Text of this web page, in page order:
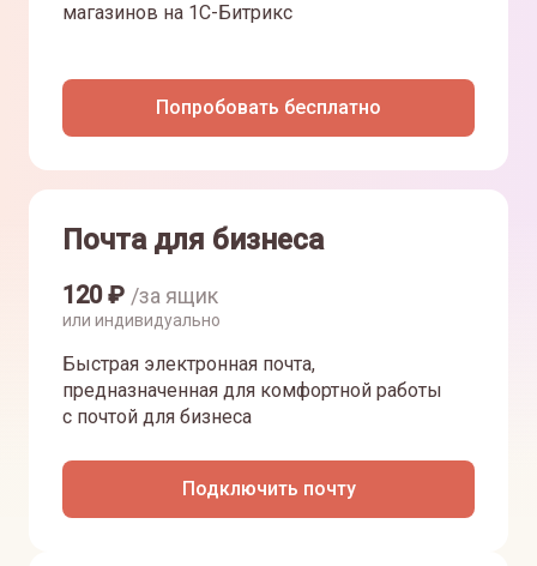
магазинов на 1С-Битрикс
Попробовать бесплатно
Почта для бизнеса
120₽ /за ящик
или индивидуально
Быстрая электронная почта,
предназначенная для комфортной работы
с почтой для бизнеса
Подключить почту